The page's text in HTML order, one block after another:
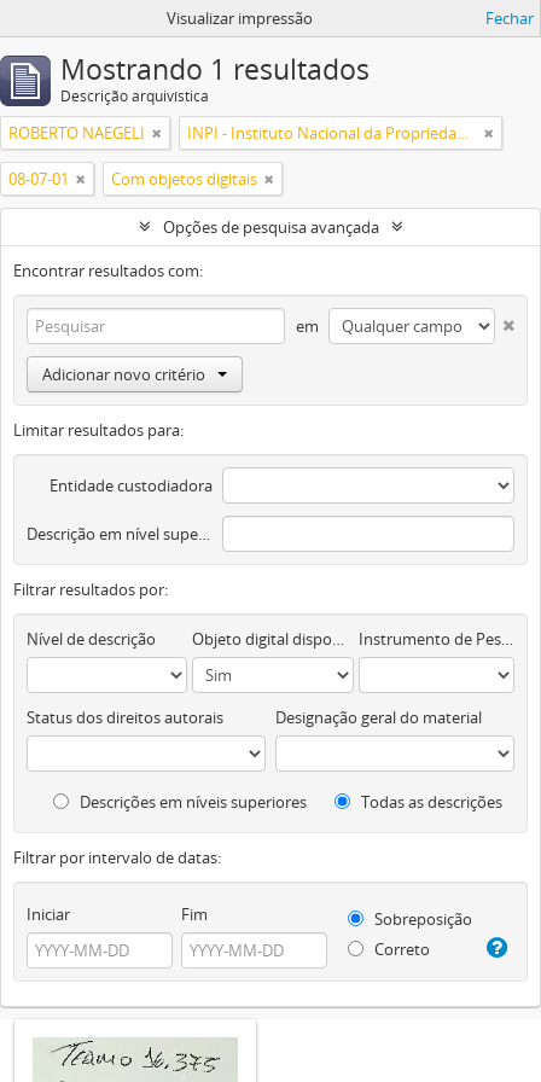
Visualizar impressão Fechar
Mostrando 1 resultados
Descrição arquivística
ROBERTO NAEGELI INPI - Instituto Nacional da Propriedade Industrial
08-07-01 Com objetos digitais
Opções de pesquisa avançada
Encontrar resultados com:
em
Adicionar novo critério
Limitar resultados para:
Entidade custodiadora
Descrição em nível superior
Filtrar resultados por:
Nível de descrição Objeto digital disponível Instrumento de Pesquisa
Status dos direitos autorais Designação geral do material
Descrições em níveis superiores Todas as descrições
Filtrar por intervalo de datas:
Iniciar Fim
Sobreposição
Correto